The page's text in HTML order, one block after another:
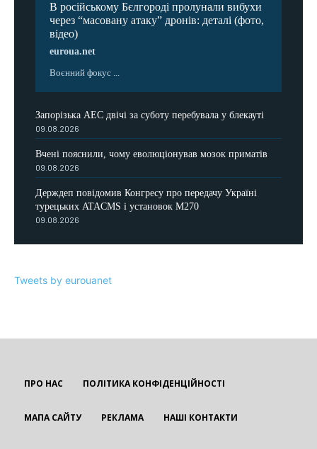
В російському Бєлгороді пролунали вибухи
через “масовану атаку” дронів: деталі (фото,
відео)
euroua.net
Воєнний фокус ...
Запорізька АЕС двічі за суботу перебувала у блекауті
09.08.2026
Вчені пояснили, чому еволюціонував мозок приматів
09.08.2026
Держдеп повідомив Конгресу про передачу Україні
турецьких ATACMS і установок M270
09.08.2026
Tweets by eurouanet
ПРО НАС ПОЛІТИКА КОНФІДЕНЦІЙНОСТІ
МАПА САЙТУ РЕКЛАМА НАШІ КОНТАКТИ